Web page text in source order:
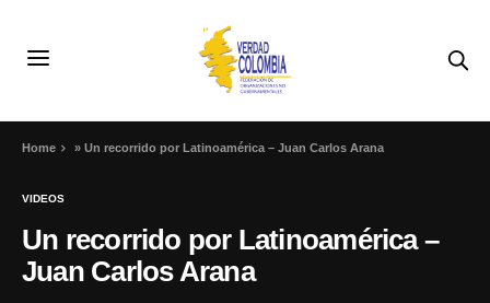
Home »Un recorrido por Latinoamérica – Juan Carlos Arana
VIDEOS
Un recorrido por Latinoamérica –
Juan Carlos Arana